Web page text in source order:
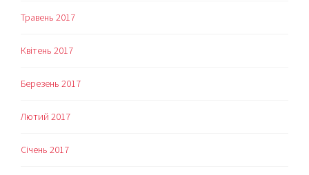
Травень 2017
Квітень 2017
Березень 2017
Лютий 2017
Січень 2017